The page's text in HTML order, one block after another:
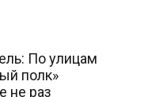
По улицам
полк»
не раз